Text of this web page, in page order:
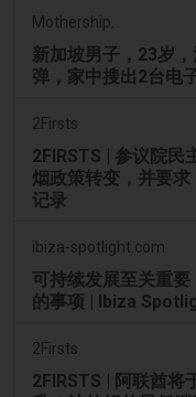
Mothership.
新加坡男子，23岁
弹，家中搜出2台电
2Firsts
2FIRSTS | 参议院民
烟政策转变，并要
记录
ibiza-spotlight.com
可持续发展至关重
的事项 | Ibiza
2Firsts
2FIRSTS | 阿联酋将